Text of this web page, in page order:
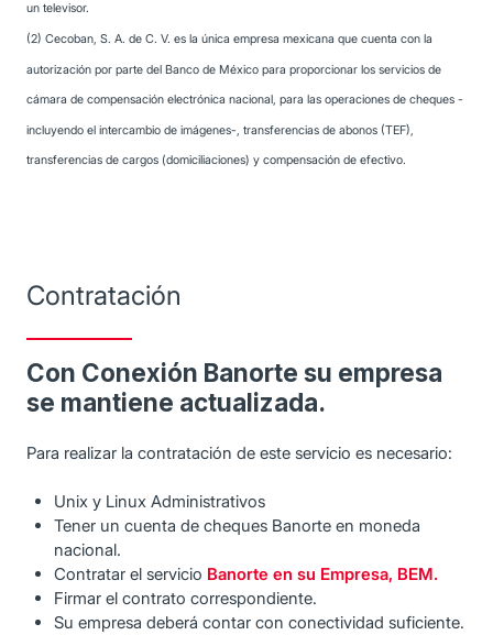
un televisor.
(2) Cecoban, S. A. de C. V. es la única empresa mexicana que cuenta con la
autorización por parte del Banco de México para proporcionar los servicios de
cámara de compensación electrónica nacional, para las operaciones de cheques -
incluyendo el intercambio de imágenes-, transferencias de abonos (TEF),
transferencias de cargos (domiciliaciones) y compensación de efectivo.
Contratación
Con Conexión Banorte su empresa
se mantiene actualizada.
Para realizar la contratación de este servicio es necesario:
Unix y Linux Administrativos
Tener un cuenta de cheques Banorte en moneda
nacional.
Contratar el servicio Banorte en su Empresa, BEM.
Firmar el contrato correspondiente.
Su empresa deberá contar con conectividad suficiente.